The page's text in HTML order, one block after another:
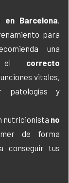
en Barcelona
para
una
el correcto
vitales,
patologías y
nutricionista no
de forma
conseguir tus